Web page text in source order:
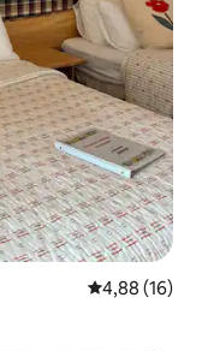
Prosječna
4,88 (16)